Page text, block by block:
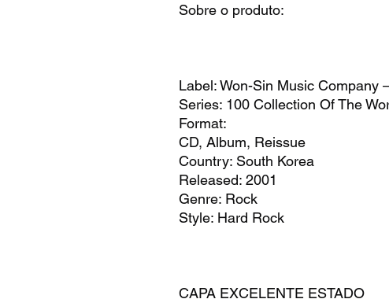
Sobre o produto:
Label: Won-Sin Music Company
Series: 100 Collection Of The
Format:
CD, Album, Reissue
Country: South Korea
Released: 2001
Genre: Rock
Style: Hard Rock
CAPA EXCELENTE ESTADO